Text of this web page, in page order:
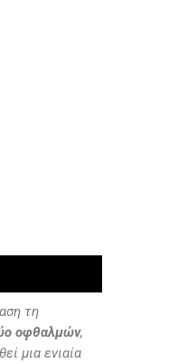
τη
οφθαλμών,
μια ενιαία